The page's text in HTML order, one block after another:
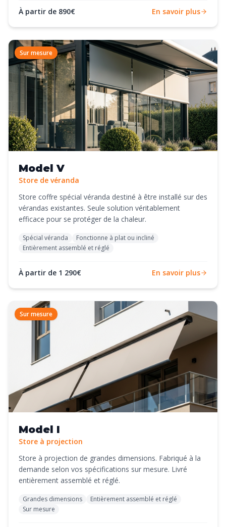
À partir de 890€ En savoir plus
Sur mesure
Model V
Store de véranda
Store coffre spécial véranda destiné à être installé sur des
vérandas existantes. Seule solution véritablement
efficace pour se protéger de la chaleur.
Spécial véranda
Fonctionne à plat ou incliné
Entièrement assemblé et réglé
À partir de 1 290€ En savoir plus
Sur mesure
Model I
Store à projection
Store à projection de grandes dimensions. Fabriqué à la
demande selon vos spécifications sur mesure. Livré
entièrement assemblé et réglé.
Grandes dimensions
Entièrement assemblé et réglé
Sur mesure